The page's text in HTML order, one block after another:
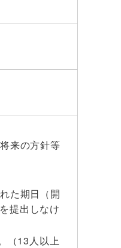
来の方針等
た期日（開
提出しなけ
（13人以上